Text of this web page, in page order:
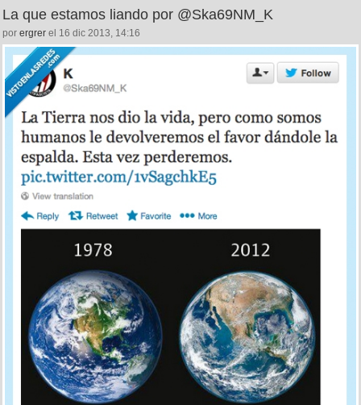
La que estamos liando por @Ska69NM_K
por ergrer el 16 dic 2013, 14:16